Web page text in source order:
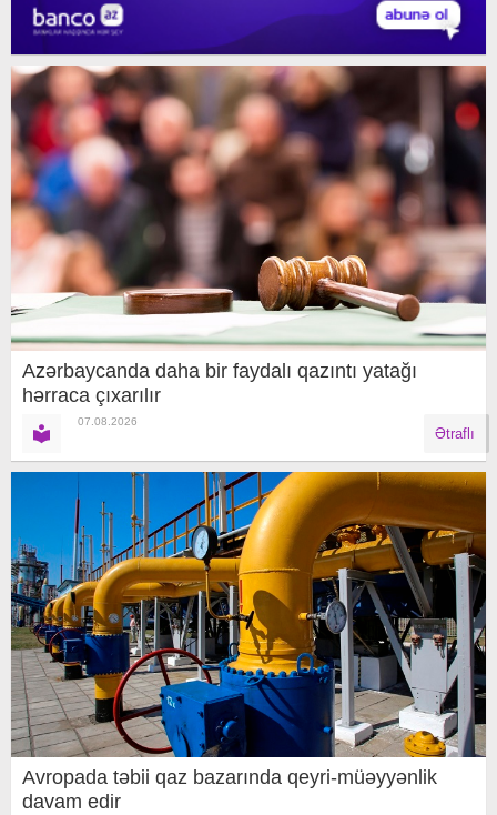
Azərbaycanda daha bir faydalı qazıntı yatağı
hərraca çıxarılır
07.08.2026
Ətraflı
Avropada təbii qaz bazarında qeyri-müəyyənlik
davam edir